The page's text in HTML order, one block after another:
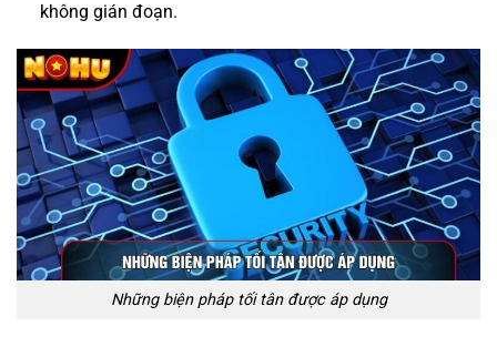
không gián đoạn.
Những biện pháp tối tân được áp dụng